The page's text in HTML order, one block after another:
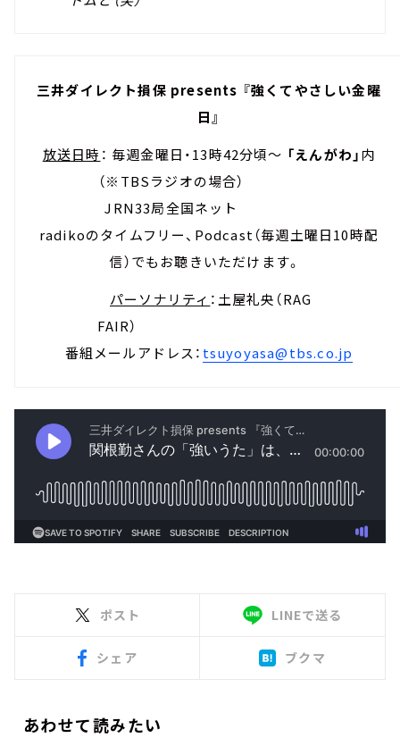
三井ダイレクト損保 presents 『強くてやさしい金曜
日』
放送日時 ： 毎週金曜日・13時42分頃～ 「えんがわ」内
（※TBSラジオの場合）
JRN33局全国ネット
radikoのタイムフリー、Podcast（毎週土曜日10時配
信）でもお聴きいただけます。
パーソナリティ ：土屋礼央（RAG
FAIR）
番組メールアドレス： tsuyoyasa@tbs.co.jp
ポスト LINEで送る
シェア ブクマ
あわせて読みたい